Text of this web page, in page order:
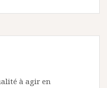
à agir en